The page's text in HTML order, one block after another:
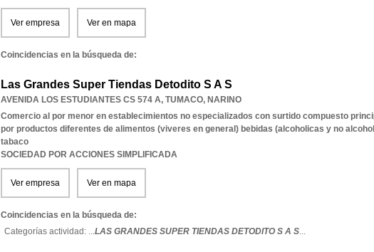
Ver empresa Ver en mapa
Coincidencias en la búsqueda de:
Las Grandes Super Tiendas Detodito S A S
AVENIDA LOS ESTUDIANTES CS 574 A, TUMACO, NARINO
Comercio al por menor en establecimientos no especializados con surtido compuesto
por productos diferentes de alimentos (viveres en general) bebidas (alcoholicas y no
tabaco
SOCIEDAD POR ACCIONES SIMPLIFICADA
Ver empresa Ver en mapa
Coincidencias en la búsqueda de:
Categorías actividad: ...LAS GRANDES SUPER TIENDAS DETODITO S A S...